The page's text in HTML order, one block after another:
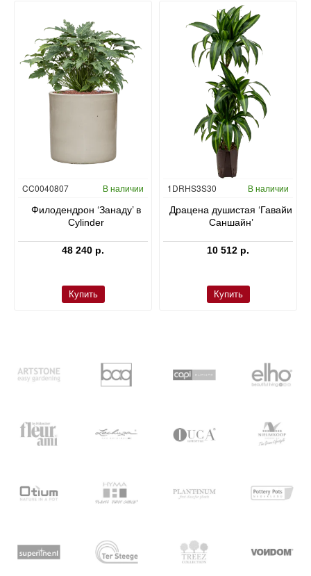
CC0040807 В наличии
Филодендрон ‘Занаду’ в
Cylinder
48 240 р.
Купить
Гидропоника
1DRHS3S30 В наличии
Драцена душистая ‘Гавайи
Саншайн’
10 512 р.
Купить